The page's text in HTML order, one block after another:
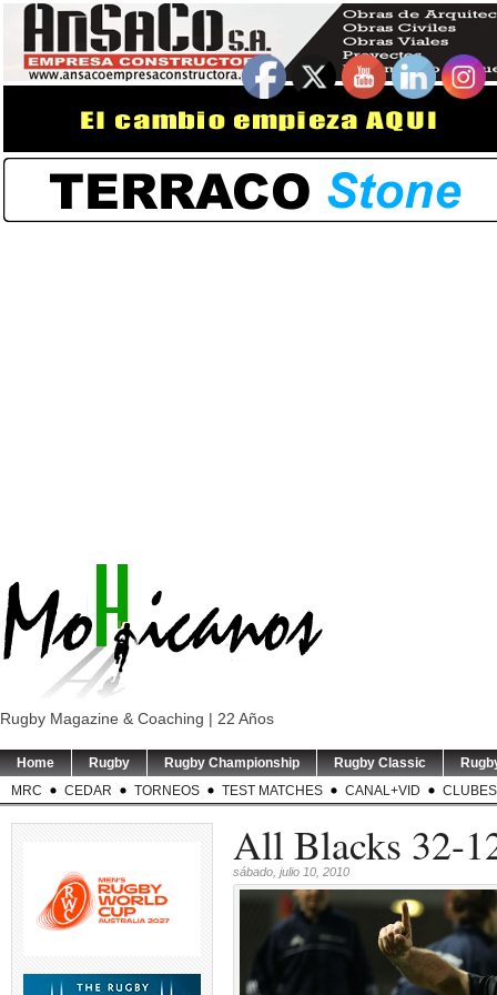
Rugby Magazine & Coaching | 22 Años
Home Rugby Rugby Championship Rugby Classic
MRC
CEDAR TORNEOS TEST MATCHES CANAL+VID CLUBES
All Blacks 32-
sábado, julio 10, 2010